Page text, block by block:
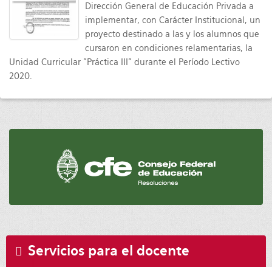
Dirección General de Educación Privada a
implementar, con Carácter Institucional, un
proyecto destinado a las y los alumnos que
cursaron en condiciones relamentarias, la
Unidad Curricular "Práctica III" durante el Período Lectivo
2020.
Servicios para el docente